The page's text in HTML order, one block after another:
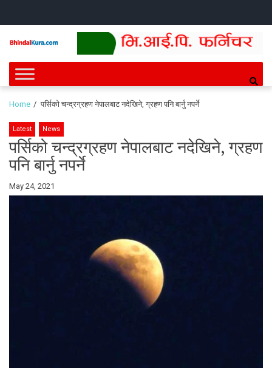
Bhindai Kura
News and entertainment.
Home पर्सिको चन्द्रग्रहण नेपालबाट नदेखिने, ग्रहण पनि बार्नु नपर्ने
Latest News
पर्सिको चन्द्रग्रहण नेपालबाट नदेखिने, ग्रहण
पनि बार्नु नपर्ने
By
Bhindai
May 24, 2021